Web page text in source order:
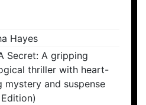
Hayes
Secret: A gripping
thriller with heart-
mystery and suspense